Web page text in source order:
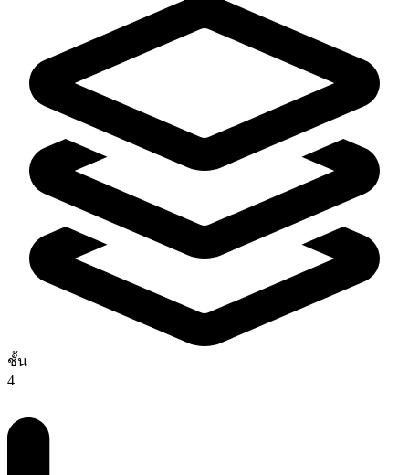
ชั้น
4